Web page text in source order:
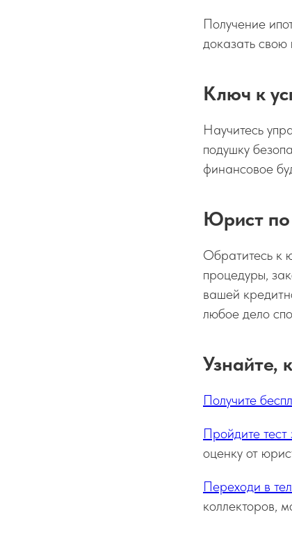
Получение
доказать свою
Ключ к
Научитесь
подушку
финансовое
Юрист по
Обратитесь к
процедуры,
вашей
любое дело
Узнайте,
Получите
Пройдите
оценку от
Переходи в
коллекторов,